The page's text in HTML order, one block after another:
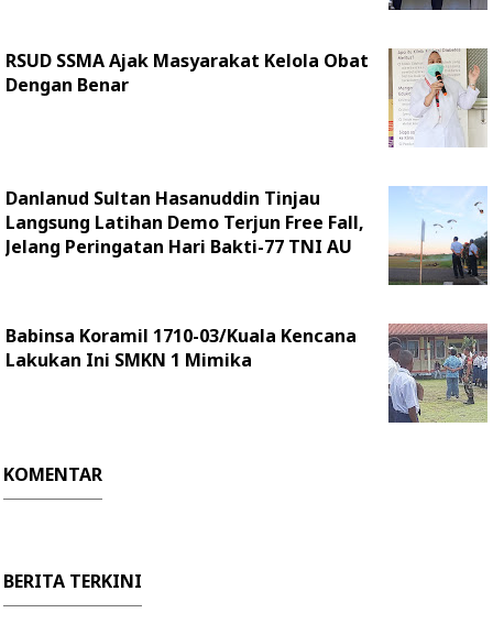
RSUD SSMA Ajak Masyarakat Kelola Obat
Dengan Benar
Danlanud Sultan Hasanuddin Tinjau
Langsung Latihan Demo Terjun Free Fall,
Jelang Peringatan Hari Bakti-77 TNI AU
Babinsa Koramil 1710-03/Kuala Kencana
Lakukan Ini SMKN 1 Mimika
KOMENTAR
BERITA TERKINI